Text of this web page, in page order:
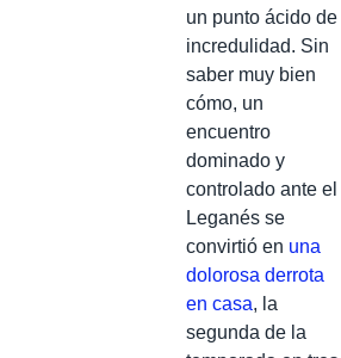
un punto ácido de
incredulidad. Sin
saber muy bien
cómo, un
encuentro
dominado y
controlado ante el
Leganés se
convirtió en una
dolorosa derrota
en casa, la
segunda de la